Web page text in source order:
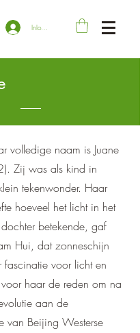
Inloggen
volledige naam is Juane
Zij was als kind in
tekenwonder. Haar
hoeveel het licht in het
betekende, gaf
Hui, dat zonneschijn
fascinatie voor licht en
haar de reden om na
aan de
van Beijing Westerse